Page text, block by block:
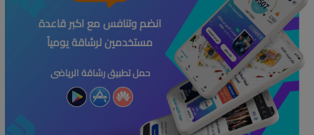
انضم وتنافس مع اكبر قاعدة
مستخدمين لرشاقة يومياً
حمل تطبيق رشاقة الرياضى